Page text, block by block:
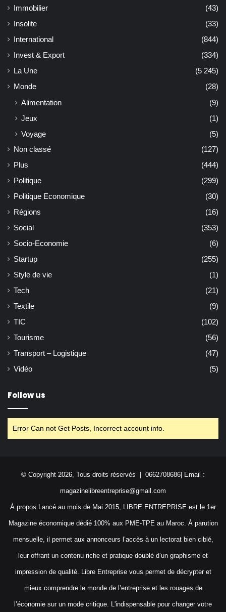
Immobilier
(43)
Insolite
(33)
International
(844)
Invest & Export
(334)
La Une
(5 245)
Monde
(28)
Alimentation
(9)
Jeux
(1)
Voyage
(5)
Non classé
(127)
Plus
(444)
Politique
(299)
Politique Economique
(30)
Régions
(16)
Social
(353)
Socio-Economie
(6)
Startup
(255)
Style de vie
(1)
Tech
(21)
Textile
(9)
TIC
(102)
Tourisme
(56)
Transport – Logistique
(47)
Vidéo
(5)
Follow us
Error Can not Get Posts, Incorrect account info.
© Copyright 2026, Tous droits réservés | 0662708686| Email :
magazinelibreentreprise@gmail.com
À propos Lancé au mois de Mai 2015, LIBRE ENTREPRISE est le 1er
Magazine économique dédié 100% aux PME-TPE au Maroc. À parution
mensuelle, il permet aux annonceurs l’accès à un lectorat bien ciblé,
leur offrant un contenu riche et pratique doublé d’un graphisme et
impression de qualité. Libre Entreprise vous permet de décrypter et
mieux comprendre le monde de l’entreprise et les rouages de
l’économie sur un mode critique. L'indispensable pour changer votre